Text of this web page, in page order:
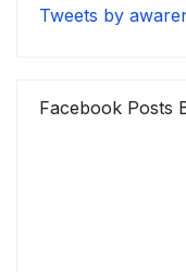
Tweets by
Facebook Posts